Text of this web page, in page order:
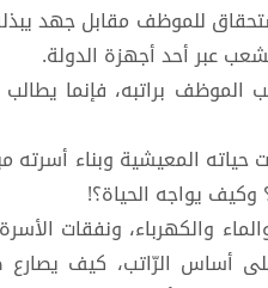
للموظف مقابل جهد
عبر أحد أجهزة الدولة.
الموظف براتبه، فإنما
المعيشية وبناء أسرته
يواجه الحياة؟!
والماء والكهرباء، ونفقات
أساس الرّاتب، كيف